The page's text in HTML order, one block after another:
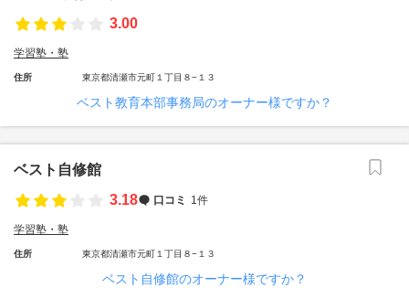
3.00
学習塾・塾
住所 東京都清瀬市元町１丁目８−１３
ベスト教育本部事務局のオーナー様ですか？
ベスト自修館
3.18
口コミ 1件
学習塾・塾
住所 東京都清瀬市元町１丁目８−１３
ベスト自修館のオーナー様ですか？